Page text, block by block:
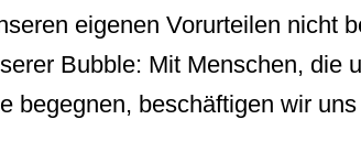
eigenen Vorurteilen nicht
Bubble: Mit Menschen, die
begegnen, beschäftigen wir